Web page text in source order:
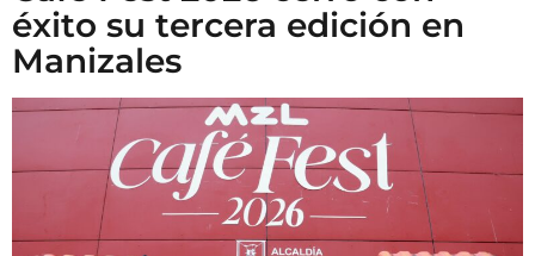
éxito su tercera edición en
Manizales